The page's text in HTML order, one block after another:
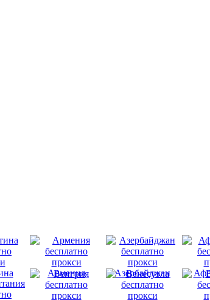
Армения Азербайджан